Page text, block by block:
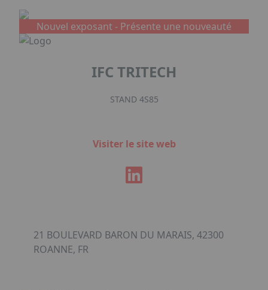
Partenaires
Nouvel exposant - Présente une nouveauté
IFC TRITECH
STAND 4S85
Visiter le site web
21 BOULEVARD BARON DU MARAIS, 42300
ROANNE, FR